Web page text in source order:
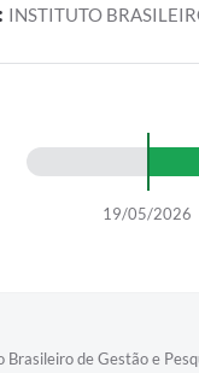
INSTITUTO
19/05/2026
de Gestão e